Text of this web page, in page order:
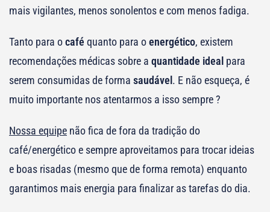
mais vigilantes, menos sonolentos e com menos fadiga.
Tanto para ocafé quanto para oenergético, existem
recomendações médicas sobre a quantidade ideal para
serem consumidas de forma saudável . E não esqueça, é
muito importante nos atentarmos a isso sempre ?
Nossa equipe não fica de fora da tradição do
café/energético e sempre aproveitamos para trocar ideias
e boas risadas (mesmo que de forma remota) enquanto
garantimos mais energia para finalizar as tarefas do dia.